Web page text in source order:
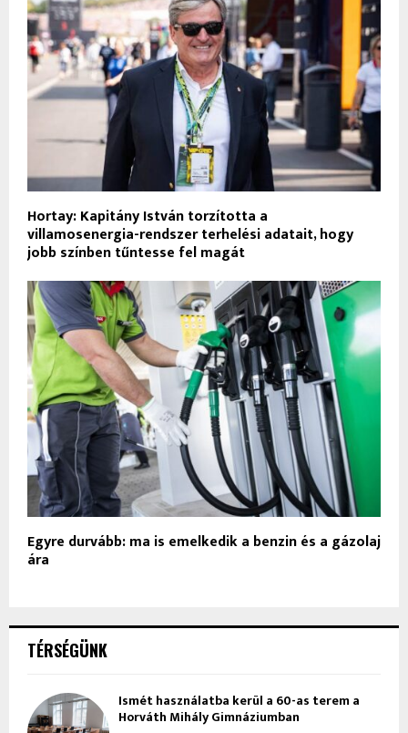
Hortay: Kapitány István torzította a
villamosenergia-rendszer terhelési adatait, hogy
jobb színben tűntesse fel magát
Egyre durvább: ma is emelkedik a benzin és a gázolaj
ára
TÉRSÉGÜNK
Ismét használatba kerül a 60-as terem a
Horváth Mihály Gimnáziumban